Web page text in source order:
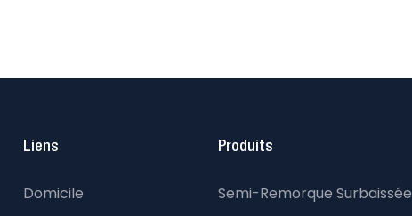
Liens
Domicile
Produits
Semi-Remorque Surbaissée